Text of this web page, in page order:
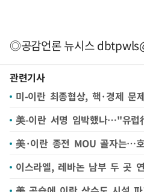
◎공감언론 뉴시스
관련기사
이스라엘, 레바논 남부 두 곳